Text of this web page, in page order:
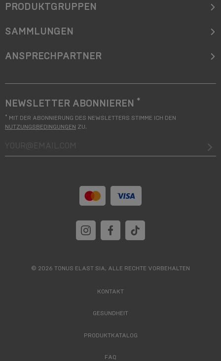
PRODUKTGRUPPEN
SAMMLUNGEN
ANSPRECHPARTNER
NEWSLETTER ABONNIEREN *
* MIT DER ABONNIERUNG DES NEWSLETTERS STIMME ICH DEN
NUTZUNGSBEDINGUNGEN ZU.
your@email.com
© 2026 TONUS ELAST SIA, ALLE RECHTE VORBEHALTEN
KONTAKT
GESUNDHEIT
PRODUKTKATALOG
FAQ